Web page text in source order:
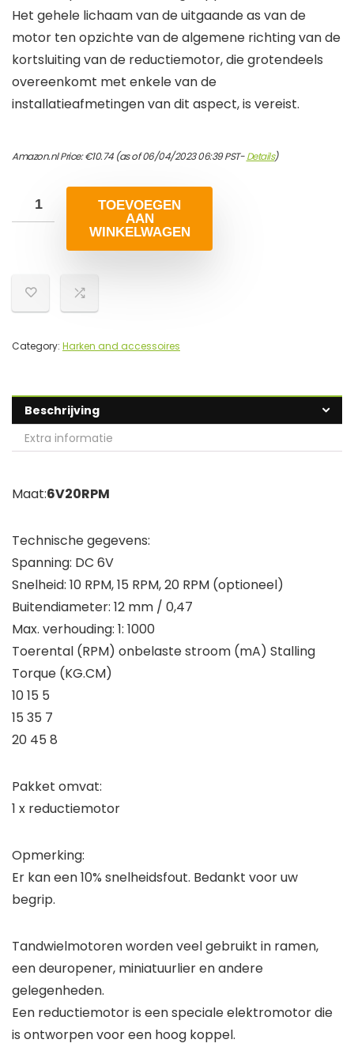
Het gehele lichaam van de uitgaande as van de
motor ten opzichte van de algemene richting van de
kortsluiting van de reductiemotor, die grotendeels
overeenkomt met enkele van de
installatieafmetingen van dit aspect, is vereist.
Amazon.nl Price:€10.74(as of 06/04/2023 06:39 PST-Details)
TOEVOEGEN
AAN
WINKELWAGEN
Category: Harken and accessoires
Beschrijving
Extra informatie
Maat:6V20RPM
Technische gegevens:
Spanning: DC 6V
Snelheid: 10 RPM, 15 RPM, 20 RPM (optioneel)
Buitendiameter: 12 mm / 0,47
Max. verhouding: 1: 1000
Toerental (RPM) onbelaste stroom (mA) Stalling
Torque (KG.CM)
10 15 5
15 35 7
20 45 8
Pakket omvat:
1 x reductiemotor
Opmerking:
Er kan een 10% snelheidsfout. Bedankt voor uw
begrip.
Tandwielmotoren worden veel gebruikt in ramen,
een deuropener, miniatuurlier en andere
gelegenheden.
Een reductiemotor is een speciale elektromotor die
is ontworpen voor een hoog koppel.